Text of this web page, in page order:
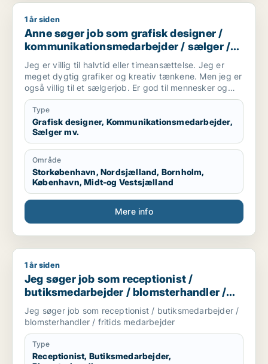
Anne søger job som grafisk designer /
1 år siden
Anne søger job som grafisk designer /
kommunikationsmedarbejder / sælger /
kreativ medarbejder / børnepasser
Jeg er villig til halvtid eller timeansættelse. Jeg er
meget dygtig grafiker og kreativ tænkene. Men jeg er
også villig til et sælgerjob. Er god til mennesker og
folk kan lide mig. Jeg har tre børn og elsker dem. Så
tænker også evt. et job i en kreativ børnehave,
efterskole undervisning eller andet formidling vil jeg
være god til.
Type
Grafisk designer, Kommunikationsmedarbejder,
Sælger mv.
Område
Storkøbenhavn, Nordsjælland, Bornholm,
København, Midt-og Vestsjælland
Mere info
Jeg søger job som receptionist / butiksmedarbejder /
1 år siden
Jeg søger job som receptionist /
butiksmedarbejder / blomsterhandler /
fritids medarbejder
Jeg søger job som receptionist / butiksmedarbejder /
blomsterhandler / fritids medarbejder
Type
Receptionist, Butiksmedarbejder,